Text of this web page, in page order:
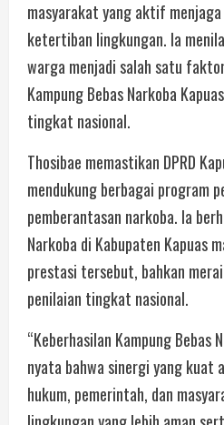
masyarakat yang aktif menjaga
ketertiban lingkungan. Ia
warga menjadi salah satu
Kampung Bebas Narkoba
tingkat nasional.
Thosibae memastikan DPRD
mendukung berbagai program
pemberantasan narkoba. Ia
Narkoba di Kabupaten Kapuas
prestasi tersebut, bahkan
penilaian tingkat nasional.
“Keberhasilan Kampung Bebas
nyata bahwa sinergi yang kuat
hukum, pemerintah, dan